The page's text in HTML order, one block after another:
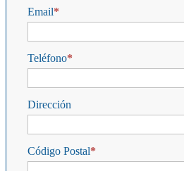
Email
Teléfono
Dirección
Código Postal